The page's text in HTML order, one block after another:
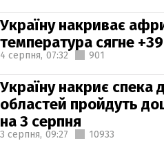
Україну накриває
температура сягне +39
4 серпня, 07:32 901
Україну накриє спека
областей пройдуть
на 3 серпня
3 серпня, 09:27 10933